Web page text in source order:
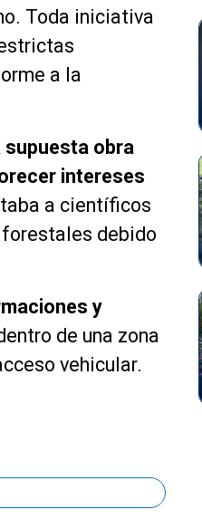
Toda iniciativa
a la
supuesta obra
intereses
a científicos
debido
y
de una zona
vehicular.